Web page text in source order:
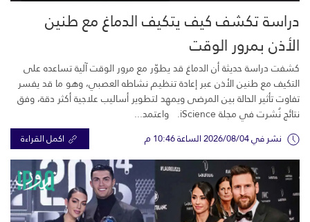
دراسة تكشف كيف يتكيف الدماغ مع طنين
الأذن بمرور الوقت
كشفت دراسة حديثة أن الدماغ قد يطوّر مع مرور الوقت آلية تساعده على
التكيف مع طنين الأذن عبر إعادة تنظيم نشاطه العصبي، وهو ما قد يفسر
تفاوت تأثير الحالة بين المرضى ويمهد لتطوير أساليب علاجية أكثر دقة، وفق
نتائج نُشرت في مجلة iScience. واعتمد...
نشر في 2026/08/04 الساعة 10:46 م اكمل القراءة